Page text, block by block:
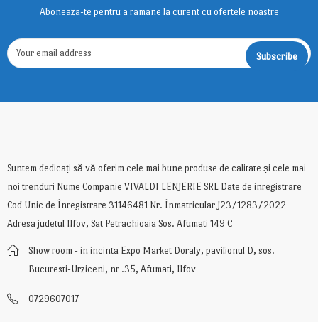
Aboneaza-te pentru a ramane la curent cu ofertele noastre
Suntem dedicați să vă oferim cele mai bune produse de calitate și cele mai
noi trenduri Nume Companie VIVALDI LENJERIE SRL Date de inregistrare
Cod Unic de Înregistrare 31146481 Nr. Înmatricular J23/1283/2022
Adresa judetul Ilfov, Sat Petrachioaia Sos. Afumati 149 C
Show room - in incinta Expo Market Doraly, pavilionul D, sos.
Bucuresti-Urziceni, nr .35, Afumati, Ilfov
0729607017